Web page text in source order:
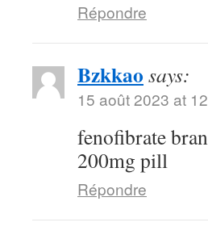
Répondre
Bzkkao says:
15 août 2023 at
fenofibrate
200mg pill
Répondre